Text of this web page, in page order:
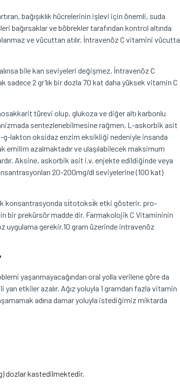
bağışıklık hücrelerinin işlevi için önemli, suda
bağırsaklar ve böbrekler tarafından kontrol altında
ve vücuttan atılır. İntravenöz C vitamini vücutta
bile kan seviyeleri değişmez. İntravenöz C
2 gr’lık bir dozla 70 kat daha yüksek vitamin C
türevi olup, glukoza ve diğer altı karbonlu
sentezlenebilmesine rağmen, L-askorbik asit
g-lakton oksidaz enzim eksikliği nedeniyle insanda
emilim azalmaktadır ve ulaşılabilecek maksimum
Aksine, askorbik asit i.v. enjekte edildiğinde veya
20-200mg/dl seviyelerine (100 kat)
konsantrasyonda sı̇totoksı̇k etki gösterir. pro-
bir prekürsör madde dir. Farmakolojik C Vitamininin
uygulama gerekir.10 gram üzerinde intravenöz
yaşanmayacağından oral yolla verilene göre da
etkiler azalır. Ağız yoluyla 1 gramdan fazla vitamin
adına damar yoluyla istediğimiz miktarda
dozlar kastedilmektedir.